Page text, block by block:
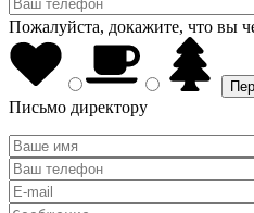
Пожалуйста, докажите, что вы
Письмо директору